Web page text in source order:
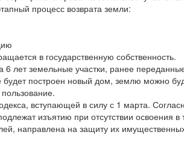
процесс возврата земли:
в государственную собственность.
лет земельные участки, ранее
построен новый дом, землю можно
вступающей в силу с 1 марта.
изъятию при отсутствии освоения в
направлена на защиту их